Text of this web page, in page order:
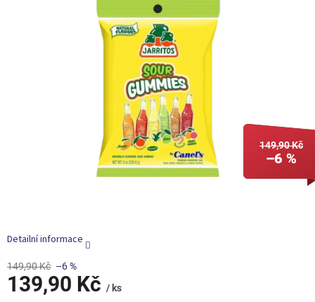
149,90 Kč
–6 %
149,90 Kč –6 %
139,90 Kč / ks
Detailní informace